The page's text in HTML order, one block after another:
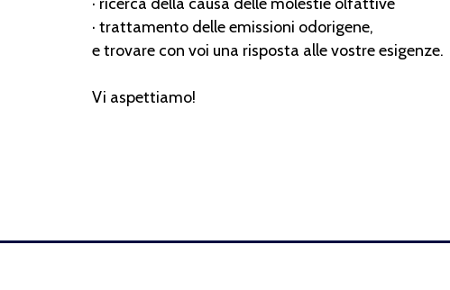
· trattamento delle emissioni odorigene,
e trovare con voi una risposta alle vostre esigenze.
Vi aspettiamo!